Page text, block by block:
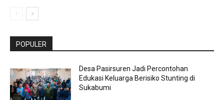
POPULER
Desa Pasirsuren Jadi Percontohan
Edukasi Keluarga Berisiko Stunting di
Sukabumi